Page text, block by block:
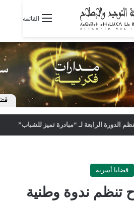
القائمة
الدورة الرابعة لـ “مبادرة تميز للشباب”
قضايا أسرية
تنظم ندوة وطنية